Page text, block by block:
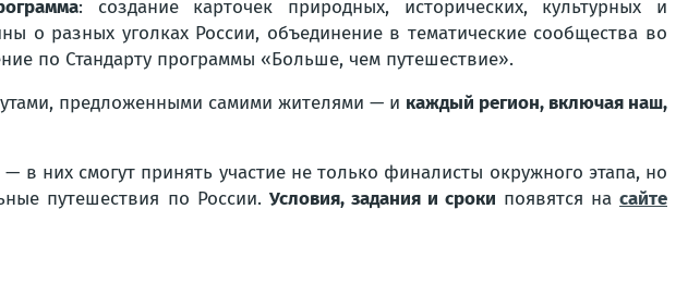
: создание карточек природных, исторических, культурных и
о разных уголках России, объединение в тематические сообщества во
по Стандарту программы «Больше, чем путешествие».
предложенными самими жителями — и каждый регион, включая наш,
— в них смогут принять участие не только финалисты окружного этапа, но
путешествия по России. Условия, задания и сроки появятся насайте